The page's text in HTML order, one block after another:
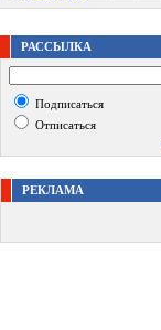
РАССЫЛКА
Подписаться
Отписаться
РЕКЛАМА